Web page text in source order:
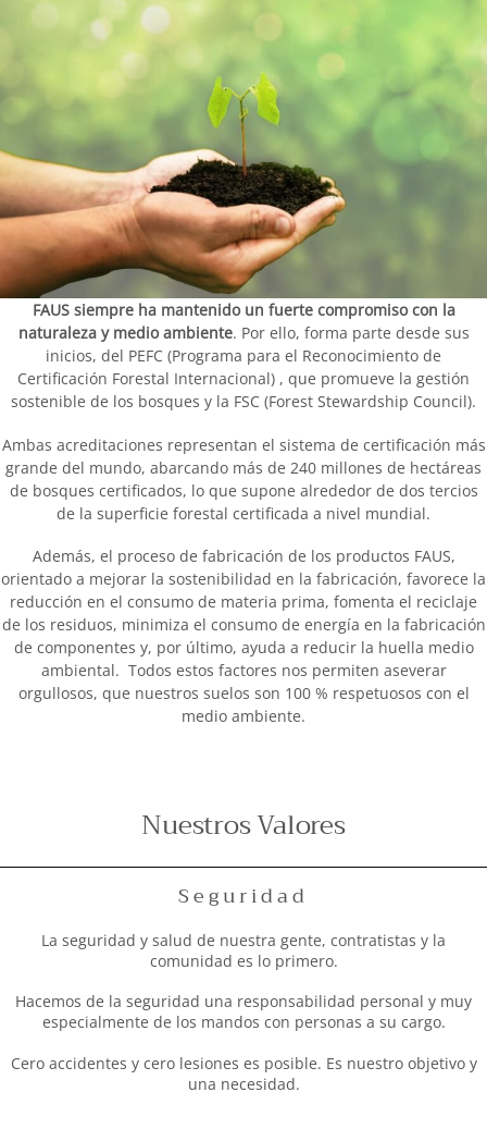
FAUS siempre ha mantenido un fuerte compromiso con la
naturaleza y medio ambiente. Por ello, forma parte desde sus
inicios, del PEFC (Programa para el Reconocimiento de
Certificación Forestal Internacional) , que promueve la gestión
sostenible de los bosques y la FSC (Forest Stewardship Council).
Ambas acreditaciones representan el sistema de certificación más
grande del mundo, abarcando más de 240 millones de hectáreas
de bosques certificados, lo que supone alrededor de dos tercios
de la superficie forestal certificada a nivel mundial.
Además, el proceso de fabricación de los productos FAUS,
orientado a mejorar la sostenibilidad en la fabricación, favorece la
reducción en el consumo de materia prima, fomenta el reciclaje
de los residuos, minimiza el consumo de energía en la fabricación
de componentes y, por último, ayuda a reducir la huella medio
ambiental. Todos estos factores nos permiten aseverar
orgullosos, que nuestros suelos son 100 % respetuosos con el
medio ambiente.
Nuestros Valores
Seguridad
La seguridad y salud de nuestra gente, contratistas y la
comunidad es lo primero.
Hacemos de la seguridad una responsabilidad personal y muy
especialmente de los mandos con personas a su cargo.
Cero accidentes y cero lesiones es posible. Es nuestro objetivo y
una necesidad.